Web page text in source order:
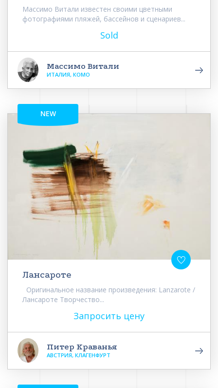
Массимо Витали известен своими цветными
фотографиями пляжей, бассейнов и сценариев...
Sold
Массимо Витали
ИТАЛИЯ, КОМО
NEW
Лансароте
Оригинальное название произведения: Lanzarote /
Лансароте Творчество...
Запросить цену
Питер Краванья
АВСТРИЯ, КЛАГЕНФУРТ